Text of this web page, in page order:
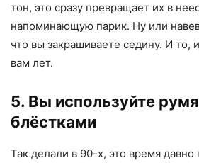
тон, это сразу превращает их в
напоминающую парик. Ну или
что вы закрашиваете седину. И то,
вам лет.
5. Вы используйте
блёстками
Так делали в 90-х, это время